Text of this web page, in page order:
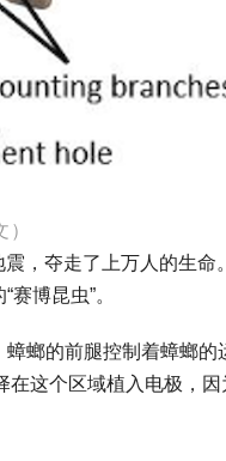
，夺走了上万人的生命
博昆虫”。
螂的前腿控制着蟑螂的
这个区域植入电极，